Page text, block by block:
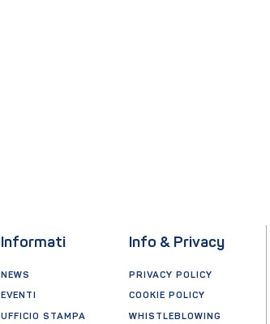
Informati
NEWS
EVENTI
UFFICIO STAMPA
Info & Privacy
PRIVACY POLICY
COOKIE POLICY
WHISTLEBLOWING